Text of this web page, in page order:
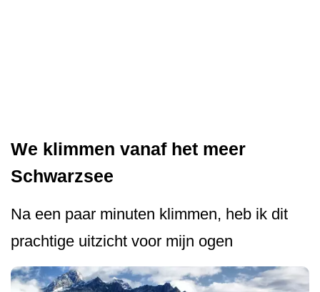
We klimmen vanaf het meer
Schwarzsee
Na een paar minuten klimmen, heb ik dit
prachtige uitzicht voor mijn ogen